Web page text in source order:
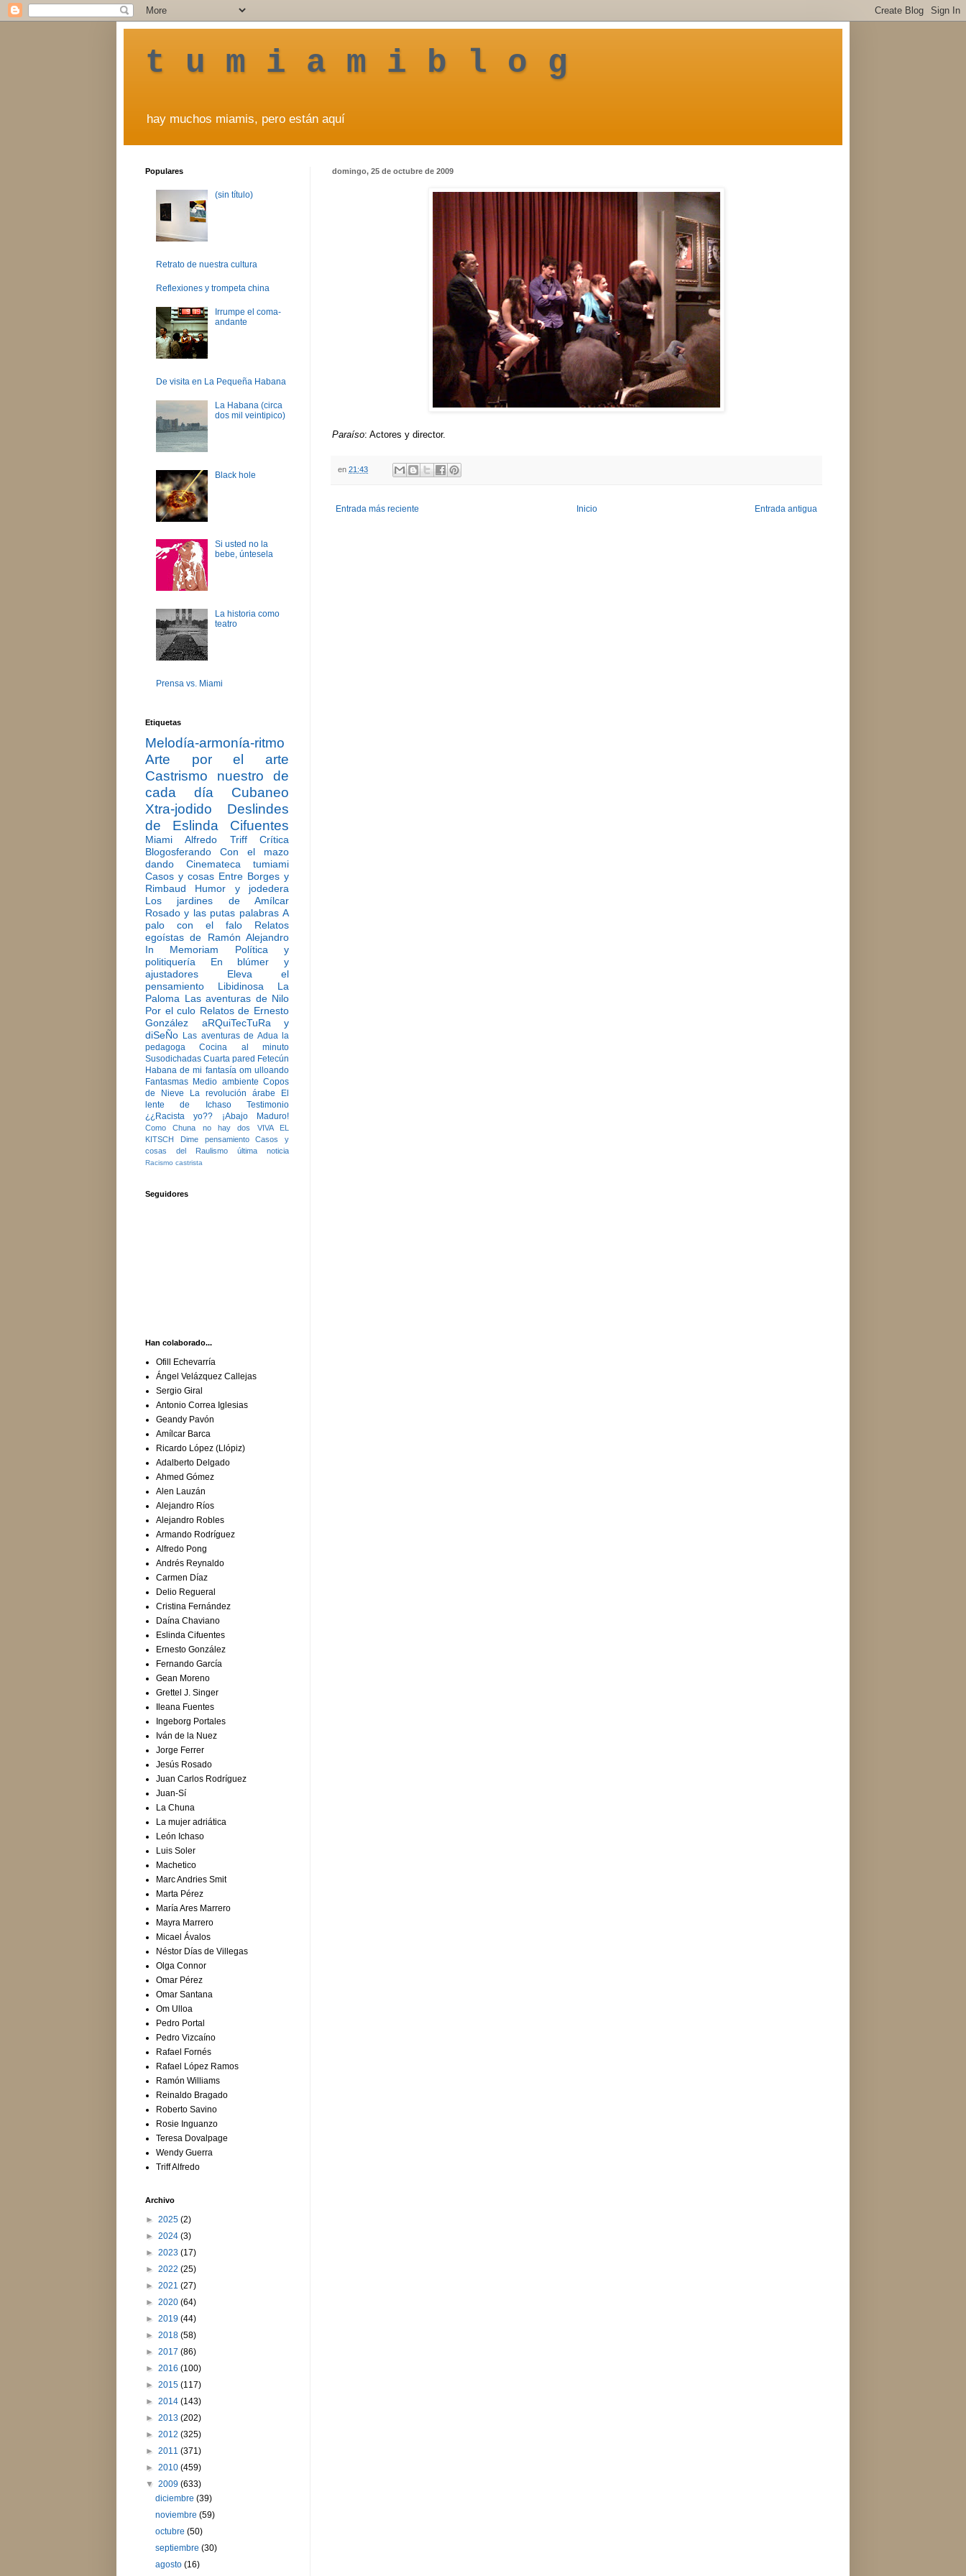
t u m i a m i b l o g
hay muchos miamis, pero están aquí
domingo, 25 de octubre de 2009
Paraíso: Actores y director.
en 21:43
Entrada más reciente Entrada antigua
Inicio
Populares
(sin título)
Retrato de nuestra cultura
Reflexiones y trompeta china
Irrumpe el coma-
andante
De visita en La Pequeña Habana
La Habana (circa
dos mil veintipico)
Black hole
Si usted no la
bebe, úntesela
La historia como
teatro
Prensa vs. Miami
Etiquetas
Melodía-armonía-ritmo
Arte por el arte
Castrismo nuestro de
cada día
Cubaneo
Xtra-jodido
Deslindes
de Eslinda Cifuentes
Miami Alfredo Triff
Crítica
Blogosferando
Con el mazo
dando
Cinemateca tumiami
Casos y cosas Entre Borges y
Rimbaud
Humor y jodedera
Los jardines de Amílcar
Rosado y las putas palabras A
palo con el falo
Relatos
egoístas de Ramón Alejandro
In Memoriam
Política y
politiquería
En blúmer y
ajustadores
Eleva el
pensamiento
Libidinosa
La
Paloma Las aventuras de Nilo
Por el culo Relatos de Ernesto
González
aRQuiTecTuRa y
diSeÑo Las aventuras de Adua la
pedagoga
Cocina al minuto
Susodichadas Cuarta pared Fetecún
Habana de mi fantasía om ulloando
Fantasmas Medio ambiente Copos
de Nieve
La revolución árabe
El
lente de Ichaso
Testimonio
¿¿Racista yo??
¡Abajo Maduro!
Como Chuna no hay dos
VIVA EL
KITSCH
Dime pensamiento
Casos y
cosas del Raulismo
última noticia
Racismo castrista
Seguidores
Han colaborado...
Ofill Echevarría
Ángel Velázquez Callejas
Sergio Giral
Antonio Correa Iglesias
Geandy Pavón
Amílcar Barca
Ricardo López (Llópiz)
Adalberto Delgado
Ahmed Gómez
Alen Lauzán
Alejandro Ríos
Alejandro Robles
Armando Rodríguez
Alfredo Pong
Andrés Reynaldo
Carmen Díaz
Delio Regueral
Cristina Fernández
Daína Chaviano
Eslinda Cifuentes
Ernesto González
Fernando García
Gean Moreno
Grettel J. Singer
Ileana Fuentes
Ingeborg Portales
Iván de la Nuez
Jorge Ferrer
Jesús Rosado
Juan Carlos Rodríguez
Juan-Sí
La Chuna
La mujer adriática
León Ichaso
Luis Soler
Machetico
Marc Andries Smit
Marta Pérez
María Ares Marrero
Mayra Marrero
Micael Ávalos
Néstor Días de Villegas
Olga Connor
Omar Pérez
Omar Santana
Om Ulloa
Pedro Portal
Pedro Vizcaíno
Rafael Fornés
Rafael López Ramos
Ramón Williams
Reinaldo Bragado
Roberto Savino
Rosie Inguanzo
Teresa Dovalpage
Wendy Guerra
Triff Alfredo
Archivo
► 2025 (2)
► 2024 (3)
► 2023 (17)
► 2022 (25)
► 2021 (27)
► 2020 (64)
► 2019 (44)
► 2018 (58)
► 2017 (86)
► 2016 (100)
► 2015 (117)
► 2014 (143)
► 2013 (202)
► 2012 (325)
► 2011 (371)
► 2010 (459)
▼ 2009 (633)
diciembre(39)
noviembre(59)
octubre(50)
septiembre(30)
agosto(16)